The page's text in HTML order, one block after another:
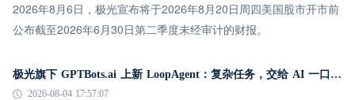
2026年8月6日，极光宣布将于2026年8月20日周四美国股市开市前
公布截至2026年6月30日第二季度未经审计的财报。
极光旗下 GPTBots.ai 上新 LoopAgent：复杂任务，交给 AI 一口气跑完
2026-08-04 17:57:07